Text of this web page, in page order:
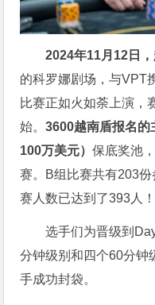
2024年11月12日
的科罗娜剧场，与VPT
比赛正如火如荼上演，
始。3600越南盾报名的
100万美元）保底奖池
赛。B组比赛共有203
赛人数已达到了393人！
选手们为晋级到
分钟级别和四个60分钟
手成功封袋。